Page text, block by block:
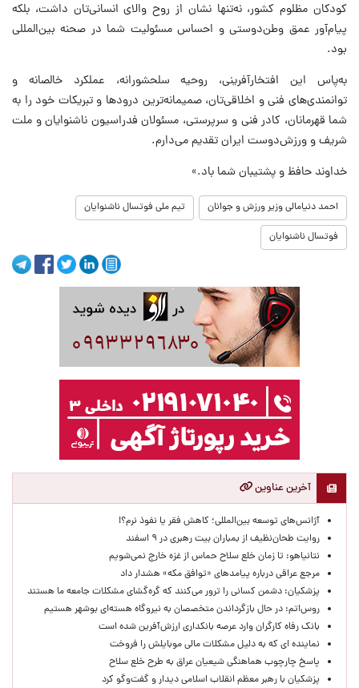
کودکان مظلوم کشور، نه‌تنها نشان از روح والای انسانی‌تان داشت، بلکه
پیام‌آور عمق وطن‌دوستی و احساس مسئولیت شما در صحنه بین‌المللی
بود.
به‌پاس این افتخارآفرینی، روحیه سلحشورانه، عملکرد خالصانه و
توانمندی‌های فنی و اخلاقی‌تان، صمیمانه‌ترین درودها و تبریکات خود را به
شما قهرمانان، کادر فنی و سرپرستی، مسئولان فدراسیون ناشنوایان و ملت
شریف و ورزش‌دوست ایران تقدیم می‌دارم.
خداوند حافظ و پشتیبان شما باد.»
احمد دنیامالی وزیر ورزش و جوانان تیم ملی فوتسال ناشنوایان
فوتسال ناشنوایان
آخرین عناوین
آژانس‌های توسعه بین‌المللی؛ کاهش فقر یا نفوذ نرم؟!
روایت طحان‌نظیف از بمباران بیت رهبری در ۹ اسفند
نتانیاهو: تا زمان خلع سلاح حماس از غزه خارج نمی‌شویم
مرجع عراقی درباره پیامدهای «توافق مکه» هشدار داد
پزشکیان: دشمن کسانی را ترور می‌کنند که گره‌گشای مشکلات جامعه ما هستند
روس‌اتم: در حال بازگرداندن متخصصان به نیروگاه هسته‌ای بوشهر هستیم
بانک رفاه کارگران وارد عرصه بانکداری ارزش‌آفرین شده است
نماینده ای که به دلیل مشکلات مالی موبایلش را فروخت
پاسخ چارچوب هماهنگی شیعیان عراق به طرح خلع سلاح
پزشکیان با رهبر معظم انقلاب اسلامی دیدار و گفت‌وگو کرد